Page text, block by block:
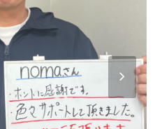
next
slide